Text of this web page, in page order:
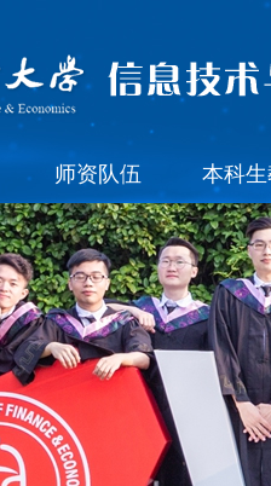
师资队伍 本科